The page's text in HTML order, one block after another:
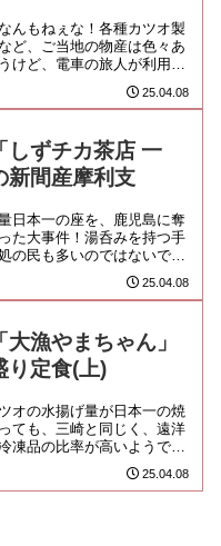
んもねぇな！各種カツオ製
ど、ご当地の物産は色々あ
けど、電車の旅人が利用で
ね。結局、ほぼ手... 25.04.08
しずチカ茶店 一
新間産摩利支
日本一の座を、鹿児島に奪
た大事件！湯呑みを持つ手
の民も多いのではないでし
岡駅近辺で、本格的にお茶
店は決して多くは... 25.04.08
大漁やまちゃん」
り定食(上)
オの水揚げ量が日本一の焼
ても、三崎と同じく、遠洋
凍品の比率が高いようで、
泊している港周辺は、あん
くないというか、... 25.04.08